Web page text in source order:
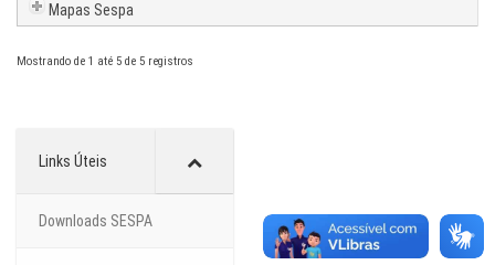
Mapas Sespa
Mostrando de 1 até 5 de 5 registros
Links Úteis
Downloads SESPA